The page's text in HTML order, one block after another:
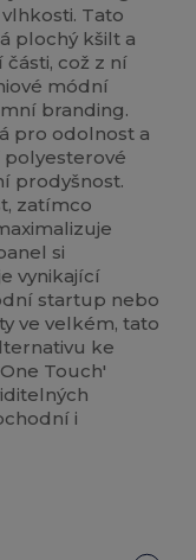
Tato
plochý kšilt a
což z ní
módní
branding.
pro odolnost a
polyesterové
prodyšnost.
zatímco
si
vynikající
startup nebo
ve velkém, tato
ke
Touch'
i